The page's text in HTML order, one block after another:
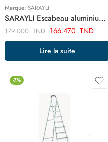
Marque: SARAYLI
SARAYLI Escabeau aluminium 5 marches 1.63m ART02450
179.000TND 166.470 TND
Lire la suite
-7%